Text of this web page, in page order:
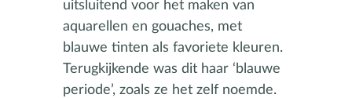
uitsluitend voor het maken van
aquarellen en gouaches, met
blauwe tinten als favoriete kleuren.
Terugkijkende was dit haar ‘blauwe
periode’, zoals ze het zelf noemde.